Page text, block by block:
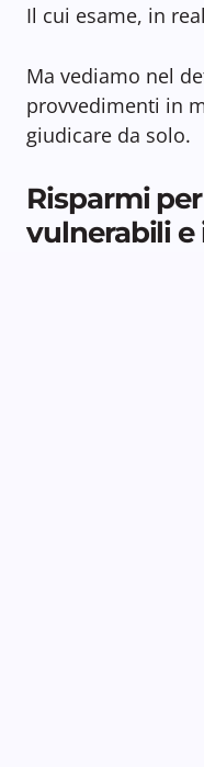
Il cui esame, in
Ma vediamo nel
provvedimenti in
giudicare da solo.
Risparmi
vulnerabili e